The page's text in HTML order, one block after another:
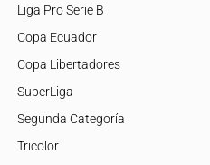
Liga Pro Serie B
Copa Ecuador
Copa Libertadores
SuperLiga
Segunda Categoría
Tricolor